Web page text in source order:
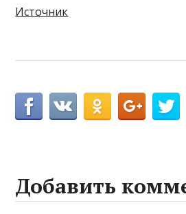
Источник
Добавить